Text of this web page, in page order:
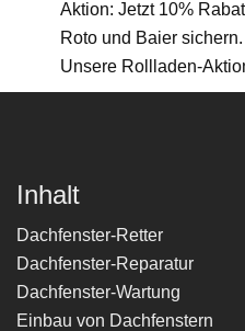
Unsere Rollladen-
Inhalt
Dachfenster-Retter
Dachfenster-Reparatur
Dachfenster-Wartung
Einbau von Dachfenstern